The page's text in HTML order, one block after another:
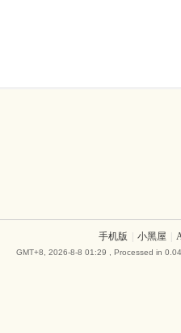
手机版 小黑屋
GMT+8, 2026-8-8 01:29 , Processed in